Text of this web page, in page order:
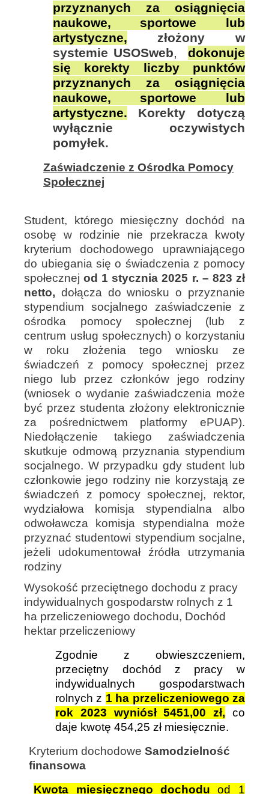
przyznanych za osiągnięcia
naukowe, sportowe lub
artystyczne, złożony w
systemie USOSweb,
dokonuje
się korekty liczby punktów
przyznanych za osiągnięcia
naukowe, sportowe lub
artystyczne. Korekty dotyczą
wyłącznie oczywistych
pomyłek.
Zaświadczenie z Ośrodka Pomocy
Społecznej
Student, którego miesięczny dochód na
osobę w rodzinie nie przekracza kwoty
kryterium dochodowego uprawniającego
do ubiegania się o świadczenia z pomocy
społecznejod 1 stycznia 2025 r. – 823 zł
netto, dołącza do wniosku o przyznanie
stypendium socjalnego zaświadczenie z
ośrodka pomocy społecznej (lub z
centrum usług społecznych) o korzystaniu
w roku złożenia tego wniosku ze
świadczeń z pomocy społecznej przez
niego lub przez członków jego rodziny
(wniosek o wydanie zaświadczenia może
być przez studenta złożony elektronicznie
za pośrednictwem platformy ePUAP).
Niedołączenie takiego zaświadczenia
skutkuje odmową przyznania stypendium
socjalnego. W przypadku gdy student lub
członkowie jego rodziny nie korzystają ze
świadczeń z pomocy społecznej, rektor,
wydziałowa komisja stypendialna albo
odwoławcza komisja stypendialna może
przyznać studentowi stypendium socjalne,
jeżeli udokumentował źródła utrzymania
rodziny
Wysokość przeciętnego dochodu z pracy
indywidualnych gospodarstw rolnych z 1
ha przeliczeniowego dochodu, Dochód
hektar przeliczeniowy
Zgodnie z obwieszczeniem,
przeciętny dochód z pracy w
indywidualnych gospodarstwach
rolnych z 1 ha przeliczeniowego za
rok 2023 wyniósł 5451,00 zł, co
daje kwotę 454,25 zł miesięcznie.
Kryterium dochodoweSamodzielność
finansowa
Kwota miesięcznego dochoduod 1